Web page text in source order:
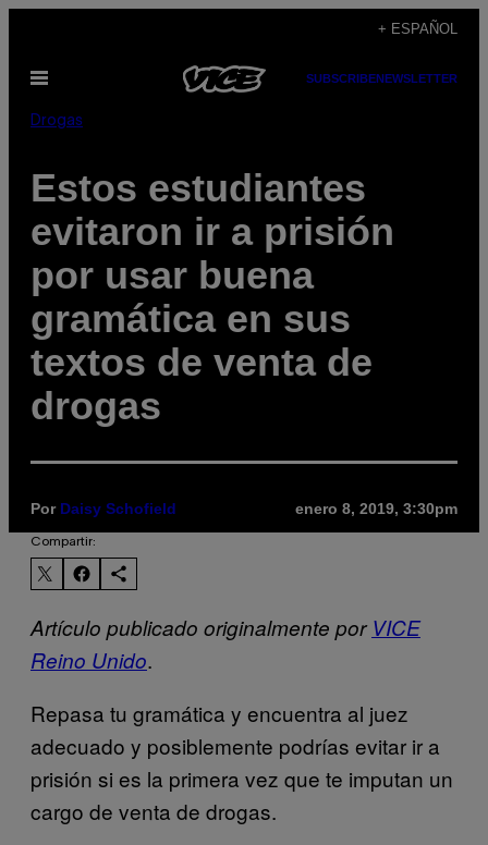
contenido
+ ESPAÑOL
Abrir
SUBSCRIBENEWSLETTER
Drogas
Estos estudiantes
evitaron ir a prisión
por usar buena
gramática en sus
textos de venta de
drogas
Por Daisy Schofield enero 8, 2019, 3:30pm
Compartir:
Artículo publicado originalmente por VICE
Reino Unido.
Repasa tu gramática y encuentra al juez
adecuado y posiblemente podrías evitar ir a
prisión si es la primera vez que te imputan un
cargo de venta de drogas.